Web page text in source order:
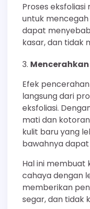
Proses
untuk
dapat
kasar, dan tidak
Efek
langsung dari
eksfoliasi.
mati dan
kulit baru yang
bawahnya
Hal ini
cahaya dengan
memberikan
segar, dan tidak